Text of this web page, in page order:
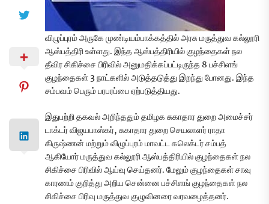
விழுப்புரம் அருகே முண்டியம்பாக்கத்தில் அரசு மருத்துவ கல்லூரி
ஆஸ்பத்திரி உள்ளது. இந்த ஆஸ்பத்திரியில் குழந்தைகள் நல
தீவிர சிகிச்சை பிரிவில் அனுமதிக்கப்பட்டிருந்த 8 பச்சிளங்
குழந்தைகள் 3 நாட்களில் அடுத்தடுத்து இறந்து போனது. இந்த
சம்பவம் பெரும் பரபரப்பை ஏற்படுத்தியது.
இதுபற்றி தகவல் அறிந்ததும் தமிழக சுகாதார துறை அமைச்சர்
டாக்டர் விஜயபாஸ்கர், சுகாதார துறை செயலாளர் ராதா
கிருஷ்ணன் மற்றும் விழுப்புரம் மாவட்ட கலெக்டர் சம்பத்
ஆகியோர் மருத்துவ கல்லூரி ஆஸ்பத்திரியில் குழந்தைகள் நல
சிகிச்சை பிரிவில் ஆய்வு செய்தனர். மேலும் குழந்தைகள் சாவு
காரணம் குறித்து அறிய சென்னை பச்சிளங் குழந்தைகள் நல
சிகிச்சை பிரிவு மருத்துவ குழுவினரை வரவழைத்தனர்.